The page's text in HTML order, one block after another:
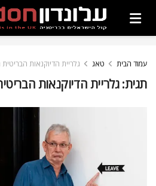
עמוד הבית טאג גלריית הדיוקנאות
תגית:גלריית הדיוקנאות